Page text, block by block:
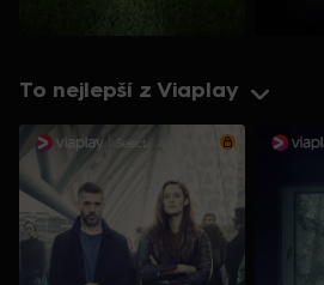
To nejlepší z Viaplay